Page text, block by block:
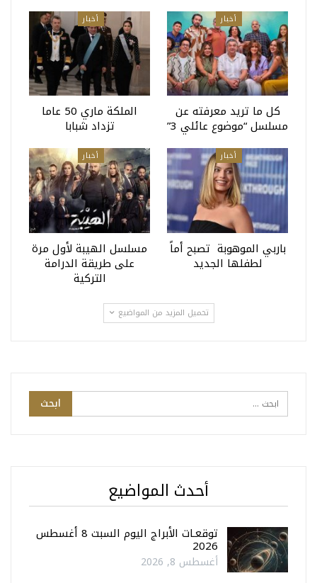
أخبار
كل ما تريد معرفته عن
مسلسل “موضوع عائلي 3”
أخبار
الملكة ماري 50 عاما
تزداد شبابا
أخبار
باربي الموهوبة تصبح أماً
لطفلها الجديد
أخبار
مسلسل الهيبة لأول مرة
على طريقة الدرامة
التركية
تحميل المزيد من المواضيع
أحدث المواضيع
توقعـات الأبراج اليوم السبت 8 أغسطس
2026
أغسطس 8, 2026